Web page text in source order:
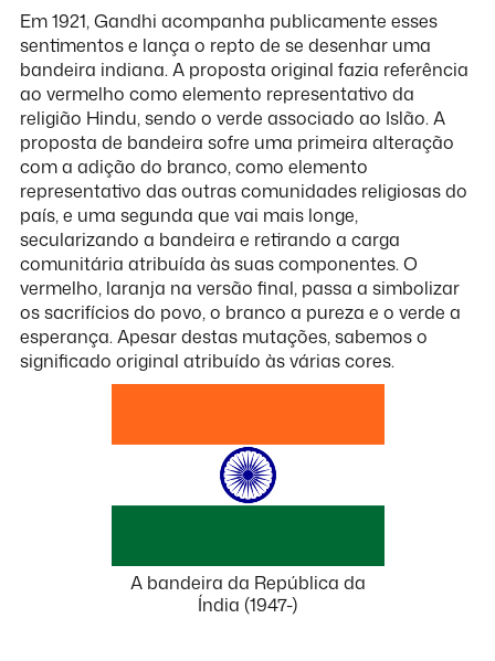
Em 1921, Gandhi acompanha publicamente esses
sentimentos e lança o repto de se desenhar uma
bandeira indiana. A proposta original fazia referência
ao vermelho como elemento representativo da
religião Hindu, sendo o verde associado ao Islão. A
proposta de bandeira sofre uma primeira alteração
com a adição do branco, como elemento
representativo das outras comunidades religiosas do
país, e uma segunda que vai mais longe,
secularizando a bandeira e retirando a carga
comunitária atribuída às suas componentes. O
vermelho, laranja na versão final, passa a simbolizar
os sacrifícios do povo, o branco a pureza e o verde a
esperança. Apesar destas mutações, sabemos o
significado original atribuído às várias cores.
A bandeira da República da
Índia (1947-)